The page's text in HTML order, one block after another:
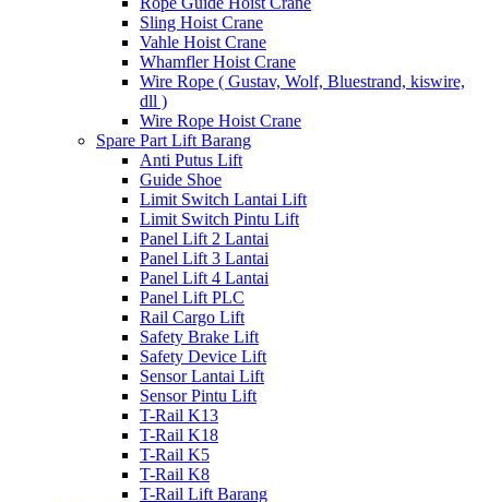
Sling Hoist Crane
Vahle Hoist Crane
Whamfler Hoist Crane
Wire Rope ( Gustav, Wolf, Bluestrand, kiswire,
dll )
Wire Rope Hoist Crane
Spare Part Lift Barang
Anti Putus Lift
Guide Shoe
Limit Switch Lantai Lift
Limit Switch Pintu Lift
Panel Lift 2 Lantai
Panel Lift 3 Lantai
Panel Lift 4 Lantai
Panel Lift PLC
Rail Cargo Lift
Safety Brake Lift
Safety Device Lift
Sensor Lantai Lift
Sensor Pintu Lift
T-Rail K13
T-Rail K18
T-Rail K5
T-Rail K8
T-Rail Lift Barang